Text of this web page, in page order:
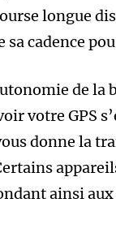
longue
cadence
de
votre GPS
donne la
ainsi